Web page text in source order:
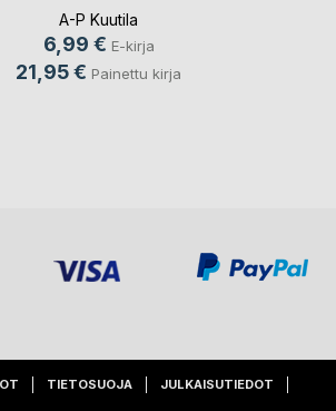
A-P Kuutila
6,99 € E-kirja
21,95 € Painettu kirja
TIETOSUOJA JULKAISUTIEDOT